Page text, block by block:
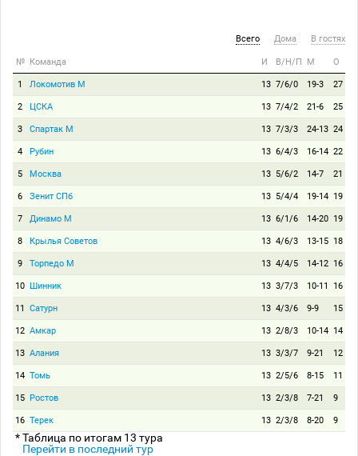
Всего Дома В гостях
№ Команда И В/Н/П М О
1 Локомотив М 13 7/6/0 19-3 27
2 ЦСКА 13 7/4/2 21-6 25
3 Спартак М 13 7/3/3 24-13 24
4 Рубин 13 6/4/3 16-14 22
5 Москва 13 5/6/2 14-7 21
6 Зенит СПб 13 5/4/4 19-14 19
7 Динамо М 13 6/1/6 14-20 19
8 Крылья Советов 13 4/6/3 13-15 18
9 Торпедо М 13 4/4/5 14-12 16
10 Шинник 13 3/7/3 10-11 16
11 Сатурн 13 4/3/6 9-9 15
12 Амкар 13 2/8/3 10-14 14
13 Алания 13 3/3/7 9-21 12
14 Томь 13 2/5/6 8-15 11
15 Ростов 13 2/3/8 7-21 9
16 Терек 13 2/3/8 8-20 9
* Таблица по итогам 13 тура
Перейти в последний тур